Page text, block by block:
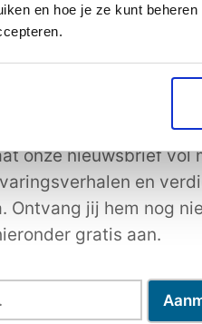
en hoe je ze kunt
de nieuwsbrief
onze nieuwsbrief vol
en
Ontvang jij hem nog
gratis aan.